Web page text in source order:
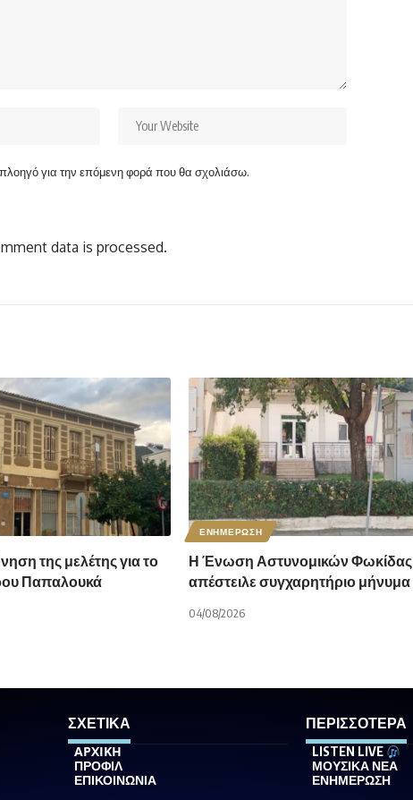
για την επόμενη φορά που θα σχολιάσω.
data is processed.
της μελέτης για το
Παπαλουκά
ΕΝΗΜΕΡΩΣΗ
Η Ένωση Αστυνομικών Φωκίδας
απέστειλε συγχαρητήριο μήνυμα
04/08/2026
ΣΧΕΤΙΚΑ
ΑΡΧΙΚΗ
ΠΡΟΦΙΛ
ΕΠΙΚΟΙΝΩΝΙΑ
ΠΕΡΙΣΣΟΤΕΡΑ
LISTEN LIVE
ΜΟΥΣΙΚΑ ΝΕΑ
ΕΝΗΜΕΡΩΣΗ